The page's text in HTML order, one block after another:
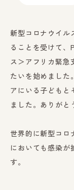
新型コロナウイル
ることを受けて、
ス＞アフリカ緊急
たいを始めました
アにいる子どもと
ました。ありがと
世界的に新型コロ
においても感染が
す。